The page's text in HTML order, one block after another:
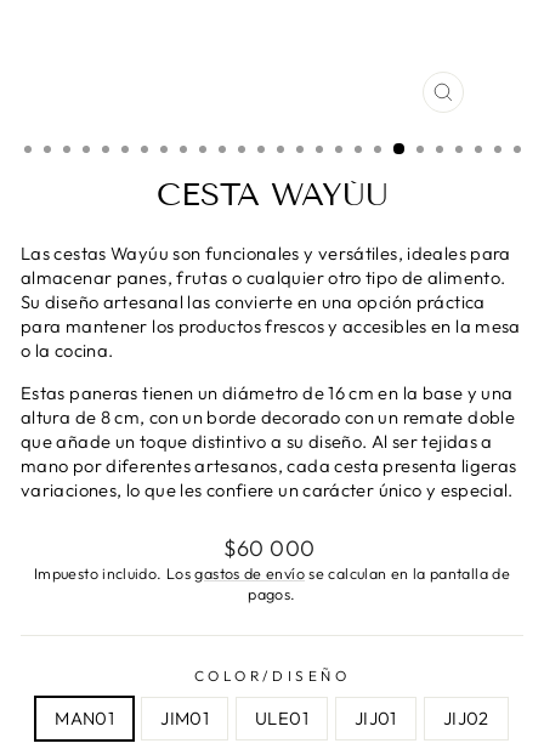
CERRAR
CESTA WAYÚU
Las cestas Wayúu son funcionales y versátiles, ideales para
almacenar panes, frutas o cualquier otro tipo de alimento.
Su diseño artesanal las convierte en una opción práctica
para mantener los productos frescos y accesibles en la mesa
o la cocina.
Estas paneras tienen un diámetro de 16 cm en la base y una
altura de 8 cm, con un borde decorado con un remate doble
que añade un toque distintivo a su diseño. Al ser tejidas a
mano por diferentes artesanos, cada cesta presenta ligeras
variaciones, lo que les confiere un carácter único y especial.
Precio
habitual
$60 000
Impuesto incluido. Losgastos de envíose calculan en la pantalla de
pagos.
COLOR/DISEÑO
MAN01 JIM01 ULE01 JIJ01 JIJ02